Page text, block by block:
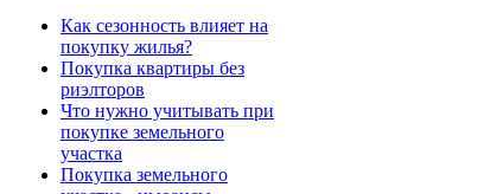
Как сезонность влияет на
покупку жилья?
Покупка квартиры без
риэлторов
Что нужно учитывать при
покупке земельного
участка
Покупка земельного